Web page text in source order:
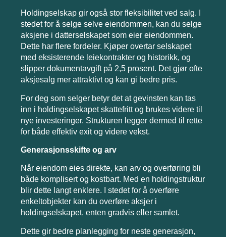
Holdingselskap gir også stor fleksibilitet ved salg. I
stedet for å selge selve eiendommen, kan du selge
aksjene i datterselskapet som eier eiendommen.
Dette har flere fordeler. Kjøper overtar selskapet
med eksisterende leiekontrakter og historikk, og
slipper dokumentavgift på 2,5 prosent. Det gjør ofte
aksjesalg mer attraktivt og kan gi bedre pris.
For deg som selger betyr det at gevinsten kan tas
inn i holdingselskapet skattefritt og brukes videre til
nye investeringer. Strukturen legger dermed til rette
for både effektiv exit og videre vekst.
Generasjonsskifte og arv
Når eiendom eies direkte, kan arv og overføring bli
både komplisert og kostbart. Med en holdingstruktur
blir dette langt enklere. I stedet for å overføre
enkeltobjekter kan du overføre aksjer i
holdingselskapet, enten gradvis eller samlet.
Dette gir bedre planlegging for neste generasjon,